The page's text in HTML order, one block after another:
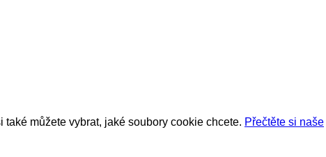
také můžete vybrat, jaké soubory cookie chcete. Přečtěte si naše